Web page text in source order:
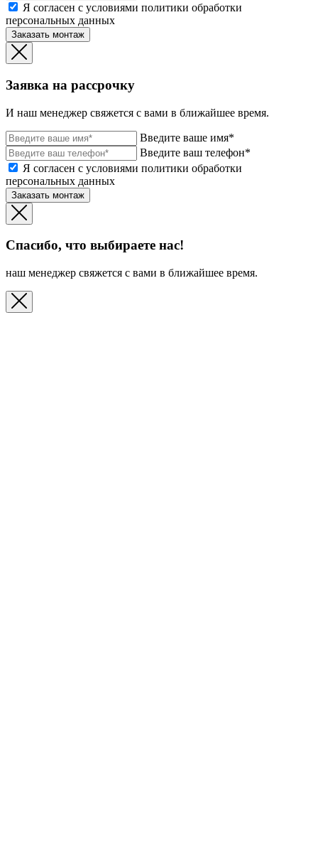
Я согласен с условиями политики обработки
персональных данных
Заказать монтаж
Заявка на рассрочку
И наш менеджер свяжется с вами в ближайшее время.
Введите ваше имя*
Введите ваш телефон*
Я согласен с условиями политики обработки
персональных данных
Заказать монтаж
Спасибо, что выбираете нас!
наш менеджер свяжется с вами в ближайшее время.